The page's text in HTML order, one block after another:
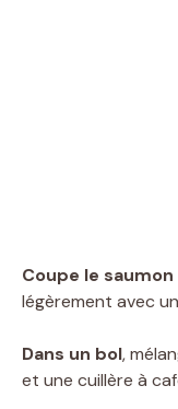
Coupe le saumon
légèrement avec
Dans un bol,
et une cuillère à